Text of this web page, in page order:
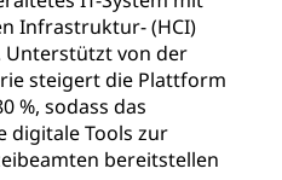
Infrastruktur- (HCI)
Unterstützt von der
steigert die Plattform
%, sodass das
digitale Tools zur
bereitstellen